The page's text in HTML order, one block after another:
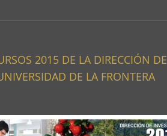
2015 DE LA DIRECCIÓN DE
DE LA FRONTERA